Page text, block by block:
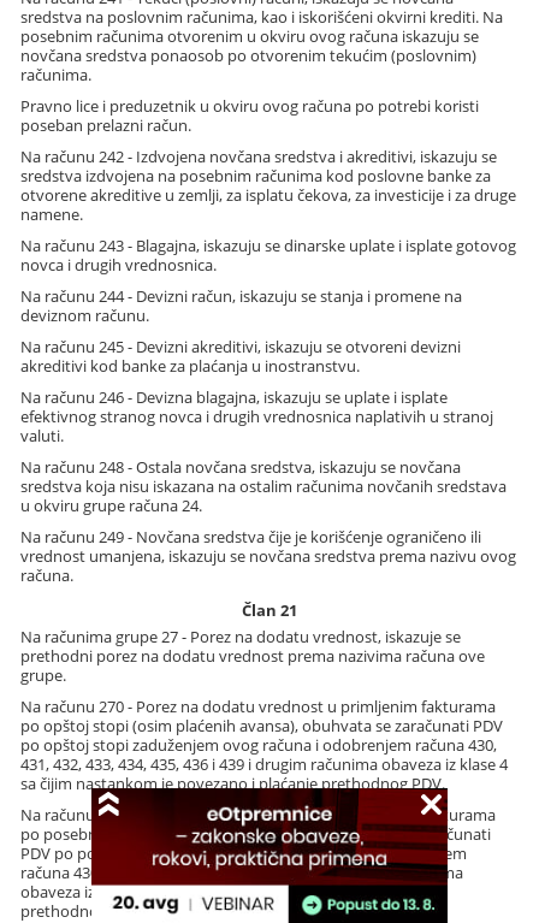
sredstva na poslovnim računima, kao i iskorišćeni okvirni krediti. Na
posebnim računima otvorenim u okviru ovog računa iskazuju se
novčana sredstva ponaosob po otvorenim tekućim (poslovnim)
računima.
Pravno lice i preduzetnik u okviru ovog računa po potrebi koristi
poseban prelazni račun.
Na računu 242 - Izdvojena novčana sredstva i akreditivi, iskazuju se
sredstva izdvojena na posebnim računima kod poslovne banke za
otvorene akreditive u zemlji, za isplatu čekova, za investicije i za druge
namene.
Na računu 243 - Blagajna, iskazuju se dinarske uplate i isplate gotovog
novca i drugih vrednosnica.
Na računu 244 - Devizni račun, iskazuju se stanja i promene na
deviznom računu.
Na računu 245 - Devizni akreditivi, iskazuju se otvoreni devizni
akreditivi kod banke za plaćanja u inostranstvu.
Na računu 246 - Devizna blagajna, iskazuju se uplate i isplate
efektivnog stranog novca i drugih vrednosnica naplativih u stranoj
valuti.
Na računu 248 - Ostala novčana sredstva, iskazuju se novčana
sredstva koja nisu iskazana na ostalim računima novčanih sredstava
u okviru grupe računa 24.
Na računu 249 - Novčana sredstva čije je korišćenje ograničeno ili
vrednost umanjena, iskazuju se novčana sredstva prema nazivu ovog
računa.
Član 21
Na računima grupe 27 - Porez na dodatu vrednost, iskazuje se
prethodni porez na dodatu vrednost prema nazivima računa ove
grupe.
Na računu 270 - Porez na dodatu vrednost u primljenim fakturama
po opštoj stopi (osim plaćenih avansa), obuhvata se zaračunati PDV
po opštoj stopi zaduženjem ovog računa i odobrenjem računa 430,
431, 432, 433, 434, 435, 436 i 439 i drugim računima obaveza iz klase 4
sa čijim nastankom je povezano i plaćanje prethodnog PDV.
Na računu 271 - Porez na dodatu vrednost u primljenim fakturama
po posebnoj stopi (osim plaćenih avansa), obuhvata se zaračunati
PDV po posebnoj stopi zaduženjem ovog računa i odobrenjem
računa 430, 431, 432, 433, 434, 435, 436 i 439 i drugim računima
obaveza iz klase 4 sa čijim nastankom je povezano i plaćanje
prethodnog PDV.